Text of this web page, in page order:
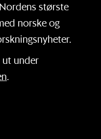
største
norske og
ut under
.